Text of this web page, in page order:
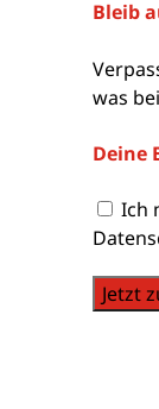
Bleib
was
Deine
Ich
Jetzt